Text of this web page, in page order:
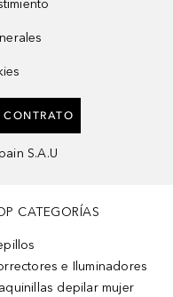
S.A.U
CATEGORÍAS
e Iluminadores
depilar mujer